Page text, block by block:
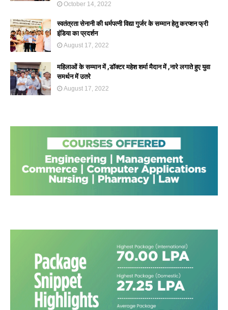
October 14, 2022
स्वतंत्रता सेनानी की धर्मपत्नी विद्या गुर्जर के सम्मान हेतु करप्शन फ्री
इंडिया का प्रदर्शन
August 17, 2022
महिलाओं के सम्मान में ,डॉक्टर महेश शर्मा मैदान में ,नारे लगाते हुए युवा
समर्थन में उतरे
August 17, 2022